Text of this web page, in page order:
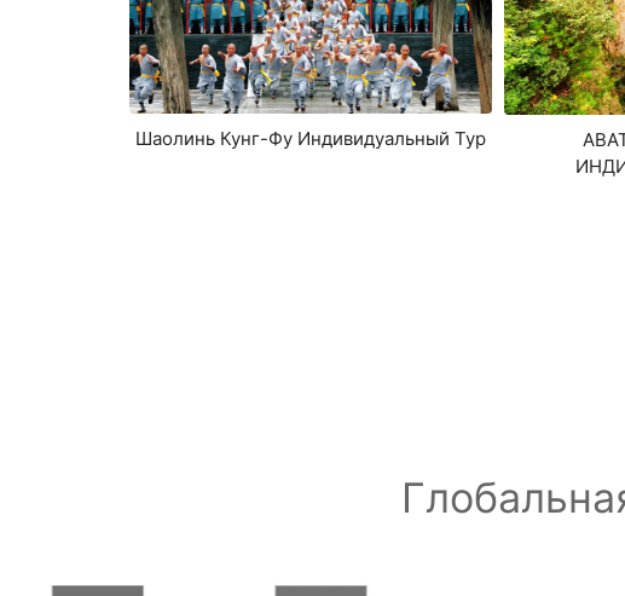
Шаолинь Кунг-Фу Индивидуальный Тур